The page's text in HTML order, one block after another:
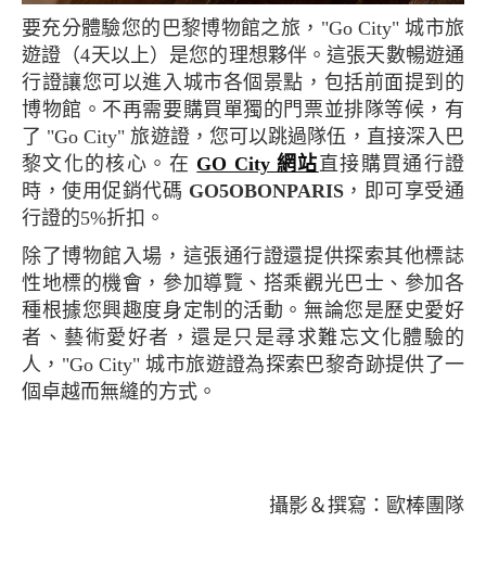
要充分體驗您的巴黎博物館之旅，"Go City" 城市旅
遊證（4天以上）是您的理想夥伴。這張天數暢遊通
行證讓您可以進入城市各個景點，包括前面提到的
博物館。不再需要購買單獨的門票並排隊等候，有
了 "Go City" 旅遊證，您可以跳過隊伍，直接深入巴
黎文化的核心。在 GO City 網站直接購買通行證
時，使用促銷代碼 GO5OBONPARIS，即可享受通
行證的5%折扣。
除了博物館入場，這張通行證還提供探索其他標誌
性地標的機會，參加導覽、搭乘觀光巴士、參加各
種根據您興趣度身定制的活動。無論您是歷史愛好
者、藝術愛好者，還是只是尋求難忘文化體驗的
人，"Go City" 城市旅遊證為探索巴黎奇跡提供了一
個卓越而無縫的方式。
攝影＆撰寫：歐棒團隊